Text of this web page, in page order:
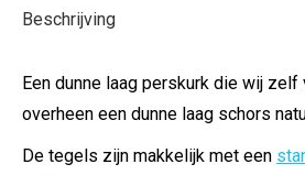
Beschrijving
Een dunne laag perskurk die wij zelf
overheen een dunne laag schors
De tegels zijn makkelijk met een